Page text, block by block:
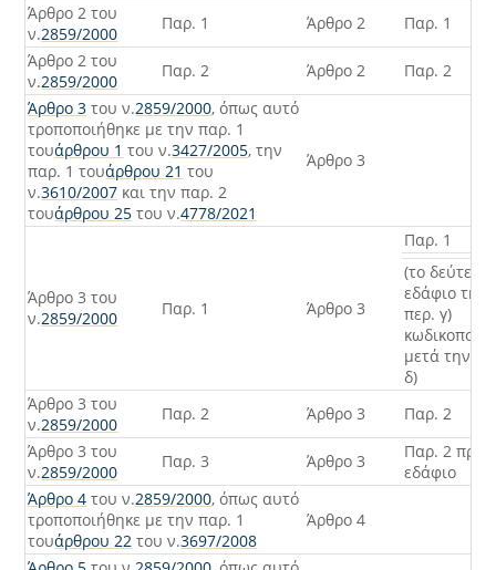
Άρθρο 2 του
ν.2859/2000
Παρ. 1 Άρθρο 2
Παρ. 1
Άρθρο 2 του
ν.2859/2000
Παρ. 2 Άρθρο 2
Παρ. 2
Άρθρο 3 του ν.2859/2000, όπως αυτό
τροποποιήθηκε με την παρ. 1
τουάρθρου 1 του ν.3427/2005, την
παρ. 1 τουάρθρου 21 του
ν.3610/2007 και την παρ. 2
τουάρθρου 25 του ν.4778/2021
Άρθρο 3
Άρθρο 3 του
ν.2859/2000 Παρ. 1 Άρθρο 3
Παρ. 1
(το δεύτερο
εδάφιο της
περ. γ)
μετά την
δ)
Άρθρο 3 του
ν.2859/2000
Παρ. 2 Άρθρο 3
Παρ. 2
Άρθρο 3 του
ν.2859/2000
Παρ. 3 Άρθρο 3
Παρ. 2
εδάφιο
Άρθρο 4 του ν.2859/2000, όπως αυτό
τροποποιήθηκε με την παρ. 1
τουάρθρου 22 του ν.3697/2008
Άρθρο 4